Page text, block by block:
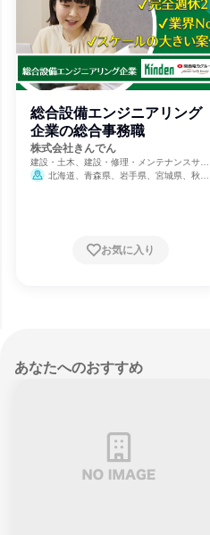
総合設備エンジニアリング
企業の総合事務職
株式会社きんでん
建設・土木、建設・修理・メンテナンスサー
ビス、電力・ガス・水道・エネルギー
北海道、青森県、岩手県、宮城県、秋田
賀県、京都府、大阪府、兵庫県、奈良県、和
歌山県、鳥取県、岡山県、広島県、山口県、
お気に入り
あなたへのおすすめ